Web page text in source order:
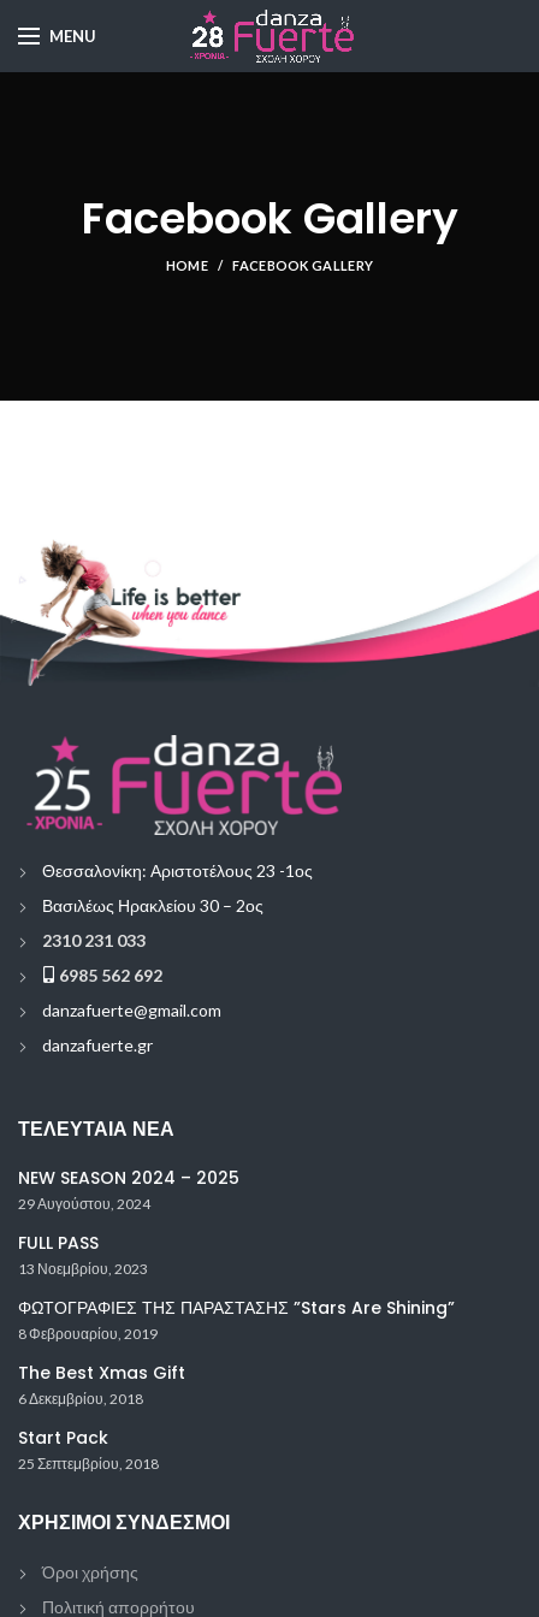
MENU
Facebook Gallery
HOME FACEBOOK GALLERY
Θεσσαλονίκη: Αριστοτέλους 23 -1ος
Βασιλέως Ηρακλείου 30 – 2ος
2310 231 033
6985 562 692
danzafuerte@gmail.com
danzafuerte.gr
ΤΕΛΕΥΤΑΊΑ ΝΈΑ
NEW SEASON 2024 – 2025
29 Αυγούστου, 2024
FULL PASS
13 Νοεμβρίου, 2023
ΦΩΤΟΓΡΑΦΙΕΣ ΤΗΣ ΠΑΡΑΣΤΑΣΗΣ ”Stars Are Shining”
8 Φεβρουαρίου, 2019
The Best Xmas Gift
6 Δεκεμβρίου, 2018
Start Pack
25 Σεπτεμβρίου, 2018
ΧΡΉΣΙΜΟΙ ΣΎΝΔΕΣΜΟΙ
Όροι χρήσης
Πολιτική απορρήτου